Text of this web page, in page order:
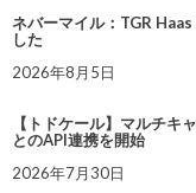
ネバーマイル：TGR
した
2026年8月5日
【トドケール】マルチ
とのAPI連携を開始
2026年7月30日